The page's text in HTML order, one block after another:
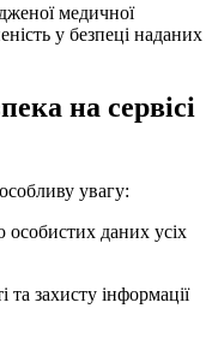
медичної
у безпеці наданих
на сервісі
увагу:
особистих даних усіх
захисту інформації